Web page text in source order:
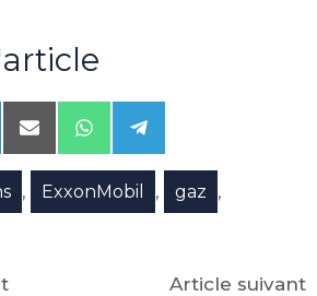
Share
on
Email
Share
on
WhatsApp
Share
on
Telegram
, ExxonMobil , gaz ,
Article suivant